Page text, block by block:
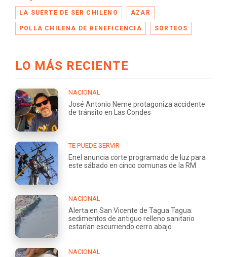
LA SUERTE DE SER CHILENO AZAR
POLLA CHILENA DE BENEFICENCIA SORTEOS
LO MÁS RECIENTE
NACIONAL
José Antonio Neme protagoniza accidente
de tránsito en Las Condes
TE PUEDE SERVIR
Enel anuncia corte programado de luz para
este sábado en cinco comunas de la RM
NACIONAL
Alerta en San Vicente de Tagua Tagua:
sedimentos de antiguo relleno sanitario
estarían escurriendo cerro abajo
NACIONAL